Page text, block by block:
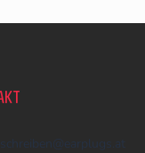
schreiben @ earplugs.at